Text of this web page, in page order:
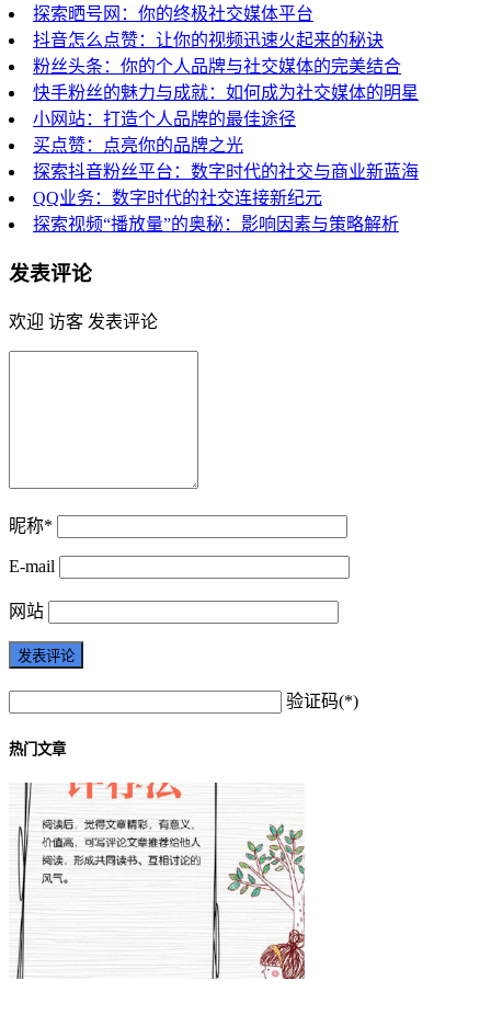
探索晒号网：你的终极社交媒体平台
抖音怎么点赞：让你的视频迅速火起来的秘诀
粉丝头条：你的个人品牌与社交媒体的完美结合
快手粉丝的魅力与成就：如何成为社交媒体的明星
小网站：打造个人品牌的最佳途径
买点赞：点亮你的品牌之光
探索抖音粉丝平台：数字时代的社交与商业新蓝海
QQ业务：数字时代的社交连接新纪元
探索视频“播放量”的奥秘：影响因素与策略解析
发表评论
欢迎 访客 发表评论
昵称*
E-mail
网站
验证码(*)
热门文章